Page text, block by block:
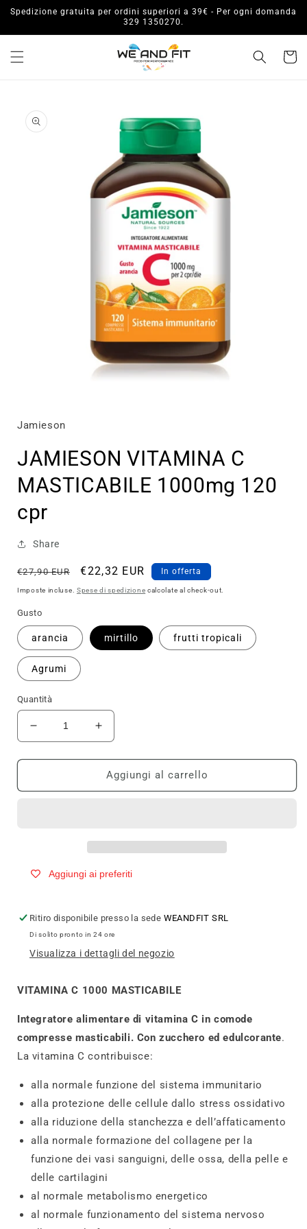
direttamente
Spedizione gratuita per ordini superiori a 39€ - Per ogni domanda
329 1350270.
Carrello
informazioni
sul prodotto
1
modale
Jamieson
JAMIESON VITAMINA C
MASTICABILE 1000mg 120
cpr
Share
Prezzo
di
€27,90 EUR
Prezzo
scontato
€22,32 EUR In offerta
Imposte incluse. Spese di spedizione calcolate al check-out.
Gusto
arancia mirtillo frutti tropicali
Agrumi
Quantità
Diminuisci
quantità
per
VITAMINA
Aumenta
quantità
per
JAMIESON
VITAMINA
Aggiungi al carrello
Aggiungi ai preferiti
Ritiro disponibile presso la sede WEANDFIT SRL
Di solito pronto in 24 ore
Visualizza i dettagli del negozio
VITAMINA C 1000 MASTICABILE
Integratore alimentare di vitamina C in comode
compresse masticabili. Con zucchero ed edulcorante.
La vitamina C contribuisce:
alla normale funzione del sistema immunitario
alla protezione delle cellule dallo stress ossidativo
alla riduzione della stanchezza e dell’affaticamento
alla normale formazione del collagene per la
funzione dei vasi sanguigni, delle ossa, della pelle e
delle cartilagini
al normale metabolismo energetico
al normale funzionamento del sistema nervoso